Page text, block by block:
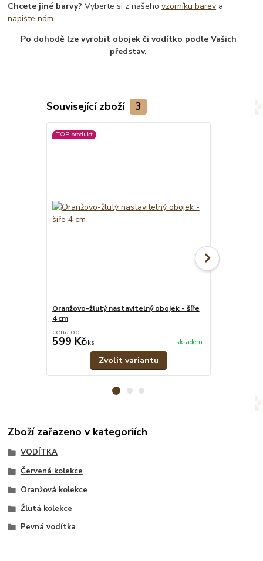
Chcete jiné barvy? Vyberte si z našehovzorníku barev a
napište nám.
Po dohodě lze vyrobit obojek či vodítko podle Vašich
představ.
Související zboží 3
TOP produkt
Oranžovo-žlutý nastavitelný obojek - šíře
4 cm
cena od
599 Kč/ks skladem
Zvolit variantu
Zboží zařazeno v kategoriích
VODÍTKA
Červená kolekce
Oranžová kolekce
Žlutá kolekce
Pevná vodítka